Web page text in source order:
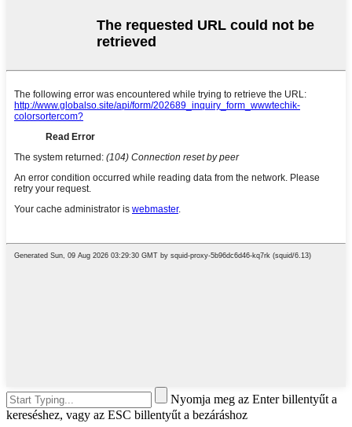
Nyomja meg az Enter billentyűt a
kereséshez, vagy az ESC billentyűt a bezáráshoz